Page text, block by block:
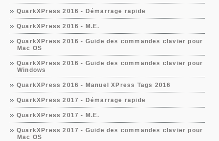
QuarkXPress 2016 - Démarrage rapide
QuarkXPress 2016 - M.E.
QuarkXPress 2016 - Guide des commandes clavier pour
Mac OS
QuarkXPress 2016 - Guide des commandes clavier pour
Windows
QuarkXPress 2016 - Manuel XPress Tags 2016
QuarkXPress 2017 - Démarrage rapide
QuarkXPress 2017 - M.E.
QuarkXPress 2017 - Guide des commandes clavier pour
Mac OS